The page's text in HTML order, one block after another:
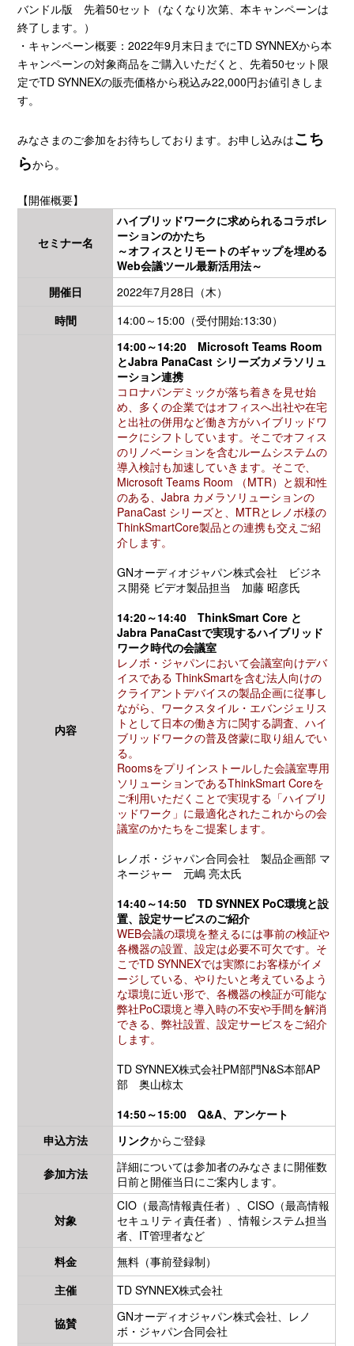
バンドル版 先着50セット（なくなり次第、本キャンペーンは
終了します。）
・キャンペーン概要：2022年9月末日までにTD SYNNEXから本
キャンペーンの対象商品をご購入いただくと、先着50セット限
定でTD SYNNEXの販売価格から税込み22,000円お値引きしま
す。
みなさまのご参加をお待ちしております。お申し込みはこち
らから。
【開催概要】
セミナー名
ハイブリッドワークに求められるコラボレ
ーションのかたち
～オフィスとリモートのギャップを埋める
Web会議ツール最新活用法～
開催日
2022年7月28日（木）
時間
14:00～15:00（受付開始:13:30）
内容
14:00～14:20 Microsoft Teams Room
とJabra PanaCast シリーズカメラソリュ
ーション連携
コロナパンデミックが落ち着きを見せ始
め、多くの企業ではオフィスへ出社や在宅
と出社の併用など働き方がハイブリッドワ
ークにシフトしています。そこでオフィス
のリノベーションを含むルームシステムの
導入検討も加速していきます。そこで、
Microsoft Teams Room （MTR）と親和性
のある、Jabra カメラソリューションの
PanaCast シリーズと、MTRとレノボ様の
ThinkSmartCore製品との連携も交えご紹
介します。
GNオーディオジャパン株式会社 ビジネ
ス開発 ビデオ製品担当 加藤 昭彦氏
14:20～14:40 ThinkSmart Core と
Jabra PanaCastで実現するハイブリッド
ワーク時代の会議室
レノボ・ジャパンにおいて会議室向けデバ
イスである ThinkSmartを含む法人向けの
クライアントデバイスの製品企画に従事し
ながら、ワークスタイル・エバンジェリス
トとして日本の働き方に関する調査、ハイ
ブリッドワークの普及啓蒙に取り組んでい
る。
Roomsをプリインストールした会議室専用
ソリューションであるThinkSmart Coreを
ご利用いただくことで実現する「ハイブリ
ッドワーク」に最適化されたこれからの会
議室のかたちをご提案します。
レノボ・ジャパン合同会社 製品企画部 マ
ネージャー 元嶋 亮太氏
14:40～14:50 TD SYNNEX PoC環境と設
置、設定サービスのご紹介
WEB会議の環境を整えるには事前の検証や
各機器の設置、設定は必要不可欠です。そ
こでTD SYNNEXでは実際にお客様がイメ
ージしている、やりたいと考えているよう
な環境に近い形で、各機器の検証が可能な
弊社PoC環境と導入時の不安や手間を解消
できる、弊社設置、設定サービスをご紹介
します。
TD SYNNEX株式会社PM部門N&S本部AP
部 奥山椋太
14:50～15:00 Q&A、アンケート
申込方法
リンクからご登録
参加方法
詳細については参加者のみなさまに開催数
日前と開催当日にご案内します。
対象
CIO（最高情報責任者）、CISO（最高情報
セキュリティ責任者）、情報システム担当
者、IT管理者など
料金
無料（事前登録制）
主催
TD SYNNEX株式会社
協賛
GNオーディオジャパン株式会社、レノ
ボ・ジャパン合同会社